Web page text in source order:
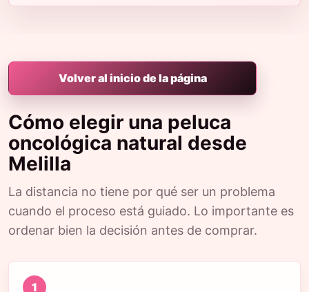
Volver al inicio de la página
Cómo elegir una peluca
oncológica natural desde
Melilla
La distancia no tiene por qué ser un problema
cuando el proceso está guiado. Lo importante es
ordenar bien la decisión antes de comprar.
1